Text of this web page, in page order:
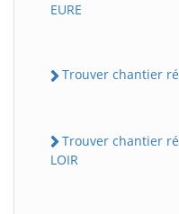
EURE
Trouver chantier
Trouver chantier
LOIR